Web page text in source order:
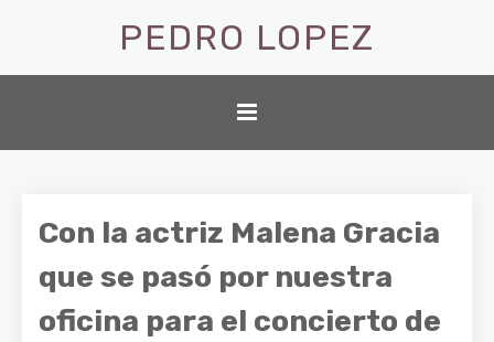
PEDRO LOPEZ
Con la actriz Malena Gracia
que se pasó por nuestra
oficina para el concierto de